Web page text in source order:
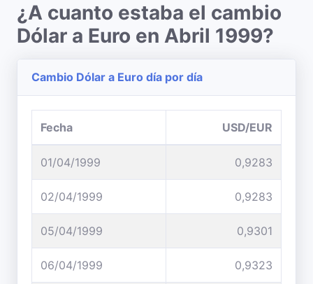
¿A cuanto estaba el cambio
Dólar a Euro en Abril 1999?
Cambio Dólar a Euro día por día
Fecha USD/EUR
01/04/1999 0,9283
02/04/1999 0,9283
05/04/1999 0,9301
06/04/1999 0,9323